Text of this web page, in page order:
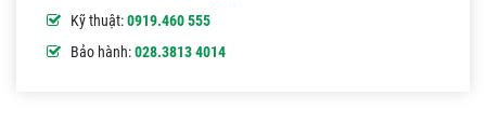
Kỹ thuật:0919.460 555
Bảo hành:028.3813 4014